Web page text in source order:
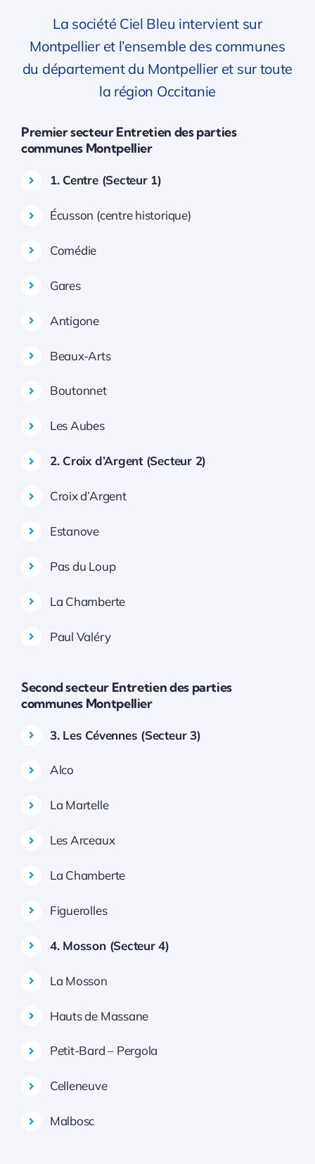
La société Ciel Bleu intervient sur
Montpellier et l’ensemble des communes
du département du Montpellier et sur toute
la région Occitanie
Premier secteur Entretien des parties
communes Montpellier
1. Centre (Secteur 1)
Écusson (centre historique)
Comédie
Gares
Antigone
Beaux-Arts
Boutonnet
Les Aubes
2. Croix d’Argent (Secteur 2)
Croix d’Argent
Estanove
Pas du Loup
La Chamberte
Paul Valéry
Second secteur Entretien des parties
communes Montpellier
3. Les Cévennes (Secteur 3)
Alco
La Martelle
Les Arceaux
La Chamberte
Figuerolles
4. Mosson (Secteur 4)
La Mosson
Hauts de Massane
Petit-Bard – Pergola
Celleneuve
Malbosc